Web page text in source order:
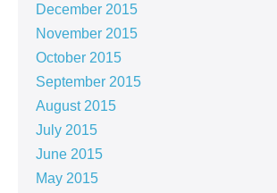
December 2015
November 2015
October 2015
September 2015
August 2015
July 2015
June 2015
May 2015